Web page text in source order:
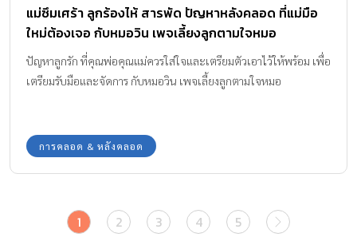
หรือยัง รวมถึงกลิ่นขวดนมเอง ว่ายังมีกลิ่นตกค้างจากน้ำยาล้างขวดหรือ
ไม่ ซึ่งมีส่วนทำให้การรับรู้รสชาติของนมเปลี่ยนไปด้วยเช่นกัน ทำให้ลูก
ได้กลิ่นที่ไม่คุ้นเคย จึงปฏิเสธการกินนมจากขวด ลักษณะจุกที่ใช้ดูดไม่
คุ้นเคย […]
แม่ซึมเศร้า ลูกร้องไห้ สารพัด ปัญหาหลังคลอด ที่แม่มือ
ใหม่ต้องเจอ กับหมอวิน เพจเลี้ยงลูกตามใจหมอ
ปัญหาลูกรัก ที่คุณพ่อคุณแม่ควรใส่ใจและเตรียมตัวเอาไว้ให้พร้อม เพื่อ
เตรียมรับมือและจัดการ กับหมอวิน เพจเลี้ยงลูกตามใจหมอ
การคลอด & หลังคลอด
1 2 3 4 5